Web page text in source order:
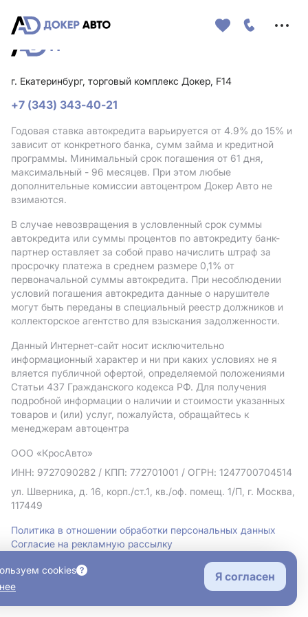
г. Екатеринбург, торговый комплекс Докер, F14
+7 (343) 343-40-21
Годовая ставка автокредита варьируется от 4.9% до 15% и
зависит от конкретного банка, сумм займа и кредитной
программы. Минимальный срок погашения от 61 дня,
максимальный - 96 месяцев. При этом любые
дополнительные комиссии автоцентром Докер Авто не
взимаются.
В случае невозвращения в условленный срок суммы
автокредита или суммы процентов по автокредиту банк-
партнер оставляет за собой право начислить штраф за
просрочку платежа в среднем размере 0,1% от
первоначальной суммы автокредита. При несоблюдении
условий погашения автокредита данные о нарушителе
могут быть переданы в специальный реестр должников и
коллекторское агентство для взыскания задолженности.
Данный Интернет-сайт носит исключительно
информационный характер и ни при каких условиях не я
вляется публичной офертой, определяемой положениями
Статьи 437 Гражданского кодекса РФ. Для получения
подробной информации о наличии и стоимости указанных
товаров и (или) услуг, пожалуйста, обращайтесь к
менеджерам автоцентра
ООО «КросАвто»
ИНН: 9727090282 / КПП: 772701001 / ОГРН: 1247700704514
ул. Шверника, д. 16, корп./ст.1, кв./оф. помещ. 1/П, г. Москва,
117449
Политика в отношении обработки персональных данных
Согласие на рекламную рассылку
cookies
Я согласен